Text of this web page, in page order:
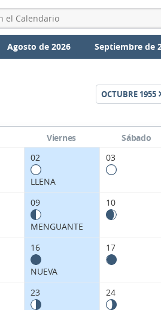
Agosto de 2026 Septiembre de
OCTUBRE 1955
Viernes
Sábado
02
LLENA
03
09
MENGUANTE
10
16
NUEVA
17
23 24